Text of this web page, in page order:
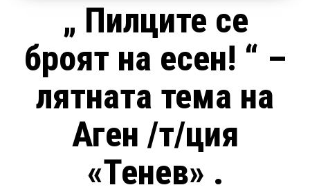
„ Пилците се
броят на есен! “ –
лятната тема на
Аген /т/ция
«Тенев» .